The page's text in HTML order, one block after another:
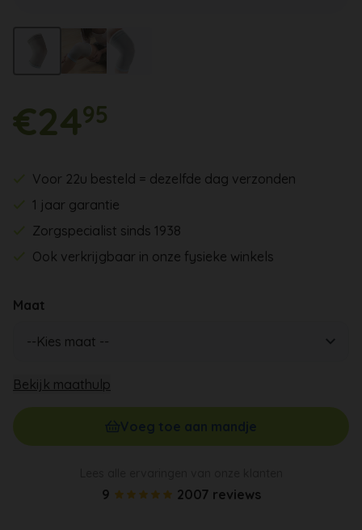
€2495
Voor 22u besteld = dezelfde dag verzonden
1 jaar garantie
Zorgspecialist sinds 1938
Ook verkrijgbaar in onze fysieke winkels
Maat
Bekijk maathulp
9 2007 reviews